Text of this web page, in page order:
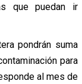
que puedan ir
pondrán suma
para
al mes de